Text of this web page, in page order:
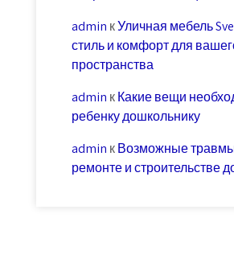
admin кУличная мебель
стиль и комфорт для
пространства
admin кКакие вещи
ребенку дошкольнику
admin кВозможные
ремонте и строительстве